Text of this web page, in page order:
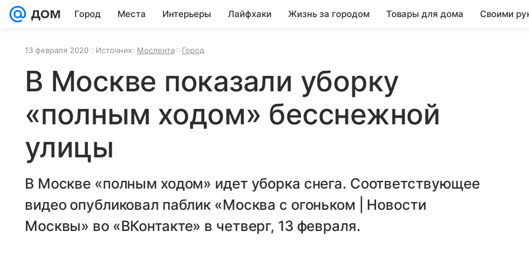
Город Места Интерьеры Лайфхаки Жизнь за городом Товары для дома Своими
13 февраля 2020 Источник: Мослента Город
В Москве показали уборку
«полным ходом» бесснежной
улицы
В Москве «полным ходом» идет уборка снега. Соответствующее
видео опубликовал паблик «Москва с огоньком | Новости
Москвы» во «ВКонтакте» в четверг, 13 февраля.